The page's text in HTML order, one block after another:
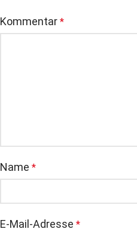
Kommentar *
Name *
E-Mail-Adresse *